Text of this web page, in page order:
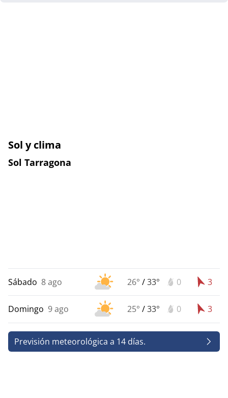
Sol y clima
Sol Tarragona
Sábado 8 ago 26° /33° 0 3
Domingo 9 ago 25° /33° 0 3
Previsión meteorológica a 14 días.